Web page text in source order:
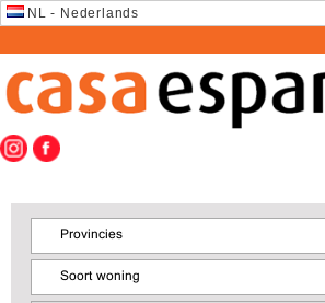
NL - Nederlands
Provincies
Soort woning